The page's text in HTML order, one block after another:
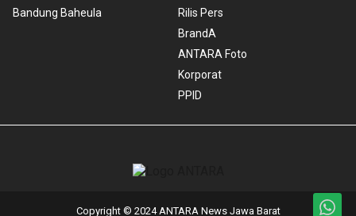
Bandung Baheula
Rilis Pers
BrandA
ANTARA Foto
Korporat
PPID
Copyright © 2024 ANTARA News Jawa Barat